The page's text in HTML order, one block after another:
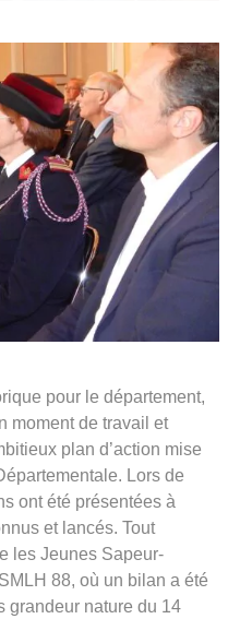
pour le département,
moment de travail et
plan d’action mise
Lors de
ont été présentées à
et lancés. Tout
les Jeunes Sapeur-
88, où un bilan a été
grandeur nature du 14